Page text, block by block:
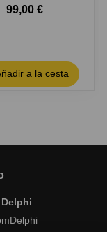
99,00 €
a la cesta